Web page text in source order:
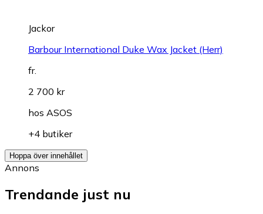
Jackor
Barbour International Duke Wax Jacket (Herr)
fr.
2 700 kr
hos ASOS
+4 butiker
Hoppa över innehållet
Annons
Trendande just nu